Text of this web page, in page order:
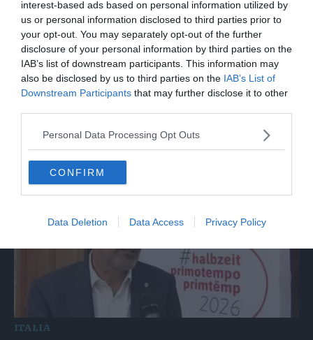
interest-based ads based on personal information utilized by
us or personal information disclosed to third parties prior to
your opt-out. You may separately opt-out of the further
disclosure of your personal information by third parties on the
IAB’s list of downstream participants. This information may
also be disclosed by us to third parties on the IAB’s List of
Downstream Participants that may further disclose it to other
Personal Data Processing Opt Outs
CONFIRM
Data Deletion Data Access Privacy Policy
Incendi ancora attivi nel Lametino,
Canadair in azione
ITALIA